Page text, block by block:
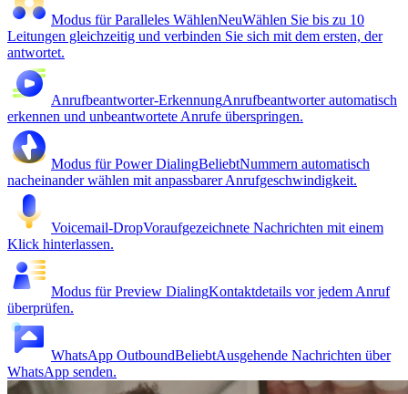
Modus für Paralleles WählenNeuWählen Sie bis zu 10
Leitungen gleichzeitig und verbinden Sie sich mit dem ersten, der
antwortet.
Anrufbeantworter-ErkennungAnrufbeantworter automatisch
erkennen und unbeantwortete Anrufe überspringen.
Modus für Power DialingBeliebtNummern automatisch
nacheinander wählen mit anpassbarer Anrufgeschwindigkeit.
Voicemail-DropVoraufgezeichnete Nachrichten mit einem
Klick hinterlassen.
Modus für Preview DialingKontaktdetails vor jedem Anruf
überprüfen.
WhatsApp OutboundBeliebtAusgehende Nachrichten über
WhatsApp senden.